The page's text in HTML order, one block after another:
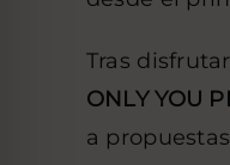
Tras
ONLY YOU
a